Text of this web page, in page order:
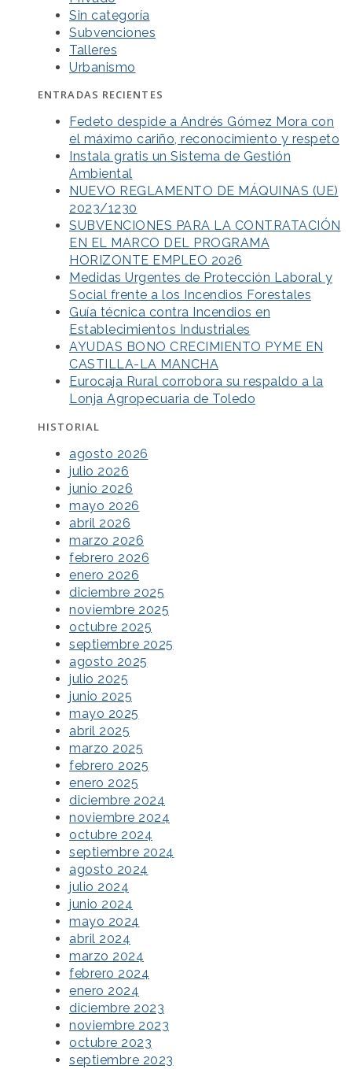
Sin categoría
Subvenciones
Talleres
Urbanismo
ENTRADAS RECIENTES
Fedeto despide a Andrés Gómez Mora con
el máximo cariño, reconocimiento y respeto
Instala gratis un Sistema de Gestión
Ambiental
NUEVO REGLAMENTO DE MÁQUINAS (UE)
2023/1230
SUBVENCIONES PARA LA CONTRATACIÓN
EN EL MARCO DEL PROGRAMA
HORIZONTE EMPLEO 2026
Medidas Urgentes de Protección Laboral y
Social frente a los Incendios Forestales
Guía técnica contra Incendios en
Establecimientos Industriales
AYUDAS BONO CRECIMIENTO PYME EN
CASTILLA-LA MANCHA
Eurocaja Rural corrobora su respaldo a la
Lonja Agropecuaria de Toledo
HISTORIAL
agosto 2026
julio 2026
junio 2026
mayo 2026
abril 2026
marzo 2026
febrero 2026
enero 2026
diciembre 2025
noviembre 2025
octubre 2025
septiembre 2025
agosto 2025
julio 2025
junio 2025
mayo 2025
abril 2025
marzo 2025
febrero 2025
enero 2025
diciembre 2024
noviembre 2024
octubre 2024
septiembre 2024
agosto 2024
julio 2024
junio 2024
mayo 2024
abril 2024
marzo 2024
febrero 2024
enero 2024
diciembre 2023
noviembre 2023
octubre 2023
septiembre 2023